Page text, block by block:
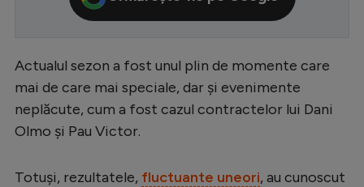
Premier League
Serie A
Bundesliga
Campionate
Actualul sezon a fost unul plin de momente care
mai de care mai speciale, dar și evenimente
neplăcute, cum a fost cazul contractelor lui Dani
Olmo și Pau Victor.
Totuși, rezultatele, fluctuante uneori, au cunoscut